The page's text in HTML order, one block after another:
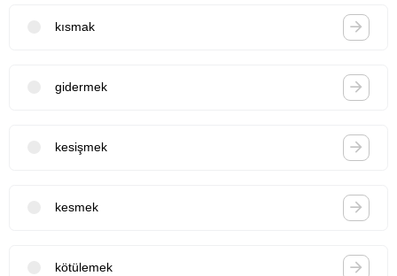
kısmak
gidermek
kesişmek
kesmek
kötülemek